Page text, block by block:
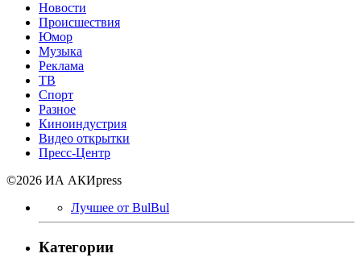
Новости
Происшествия
Юмор
Музыка
Реклама
ТВ
Спорт
Разное
Киноиндустрия
Видео открытки
Пресс-Центр
©2026 ИА АКИpress
Лучшее от BulBul
Категории